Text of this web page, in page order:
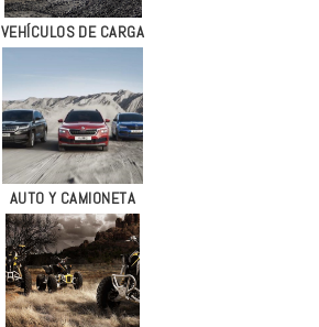
VEHÍCULOS DE CARGA
AUTO Y CAMIONETA